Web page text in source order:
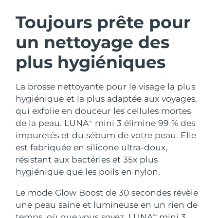
Toujours prête pour
un nettoyage des
plus hygiéniques
La brosse nettoyante pour le visage la plus
hygiénique et la plus adaptée aux voyages,
qui exfolie en douceur les cellules mortes
de la peau. LUNATM
mini 3 élimine 99 % des
impuretés et du sébum de votre peau. Elle
est fabriquée en silicone ultra-doux,
résistant aux bactéries et 35x plus
hygiénique que les poils en nylon.
Le mode Glow Boost de 30 secondes révèle
une peau saine et lumineuse en un rien de
TM
Nettoyage du visage
Anti-aging massage
LUNA™ 4 Plus
Massage, LED heating
LUNA™ 4 Men
Lifting
Microcurrent toning
BEAR™ 2 go
Microcurrent toning on-the-go
BEAR™ 2 eyes & lips
Hydratation
UFO™ 3 coffret
Deep facial hydration
UFO™ 3 LED
Near-infrared and red light therapy
device
Soin bucco-dentaire
issa™ 4
Hybrid silicone sonic toothbrush
Smart hybrid silicone sonic toothbrush
FAQ™ TRAITEMENT ANTI-ÂGE
Anti-âge Traitements LED
NEW
Autriche Livraison estimée
Bahreïn Livraison estimée
Belgique Livraison estimée
Bermudes Livraison estimée8/15/26
Bosnie-Herzégovine Livraison estimée 8/12/26
Brunei
Bulgarie Livraison estimée
Canada Livraison estimée
Chili Livraison estimée8/13/26